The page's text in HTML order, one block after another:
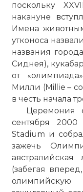
поскольку
накануне
Имена
утконоса
названия
Сиднея),
от
Милли (Millie –
в честь начала
Церемония
сентября
Stadium и
зажечь
австралийская
(забегая